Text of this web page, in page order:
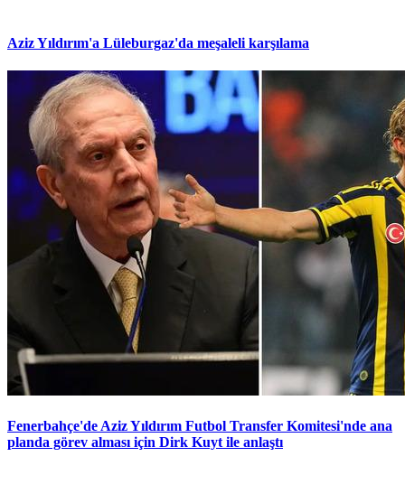
Aziz Yıldırım'a Lüleburgaz'da meşaleli karşılama
Fenerbahçe'de Aziz Yıldırım Futbol Transfer Komitesi'nde ana
planda görev alması için Dirk Kuyt ile anlaştı